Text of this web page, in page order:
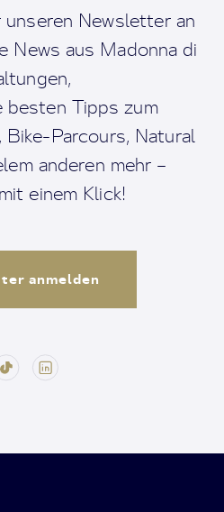
Newsletter an
News aus Madonna di
besten Tipps zum
Bike-Parcours, Natural
anderen mehr –
einem Klick!
anmelden